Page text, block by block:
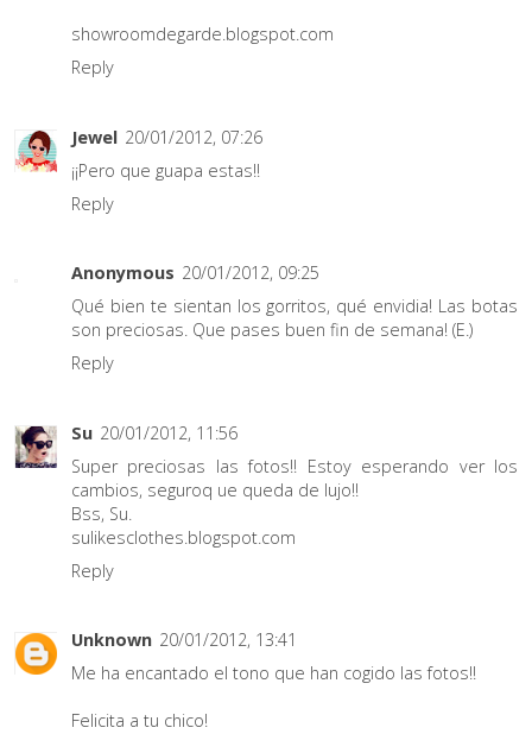
showroomdegarde.blogspot.com
Reply
Jewel 20/01/2012, 07:26
¡¡Pero que guapa estas!!
Reply
Anonymous 20/01/2012, 09:25
Qué bien te sientan los gorritos, qué envidia! Las botas
son preciosas. Que pases buen fin de semana! (E.)
Reply
Su 20/01/2012, 11:56
Super preciosas las fotos!! Estoy esperando ver los
cambios, seguroq ue queda de lujo!!
Bss, Su.
sulikesclothes.blogspot.com
Reply
Unknown 20/01/2012, 13:41
Me ha encantado el tono que han cogido las fotos!!
Felicita a tu chico!